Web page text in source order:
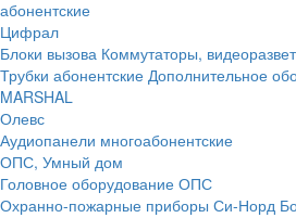
абонентские
Цифрал
Блоки вызова Коммутаторы,
Трубки абонентские Дополнительное
MARSHAL
Олевс
Аудиопанели многоабонентские
ОПС, Умный дом
Головное оборудование ОПС
Охранно-пожарные приборы Си-Норд